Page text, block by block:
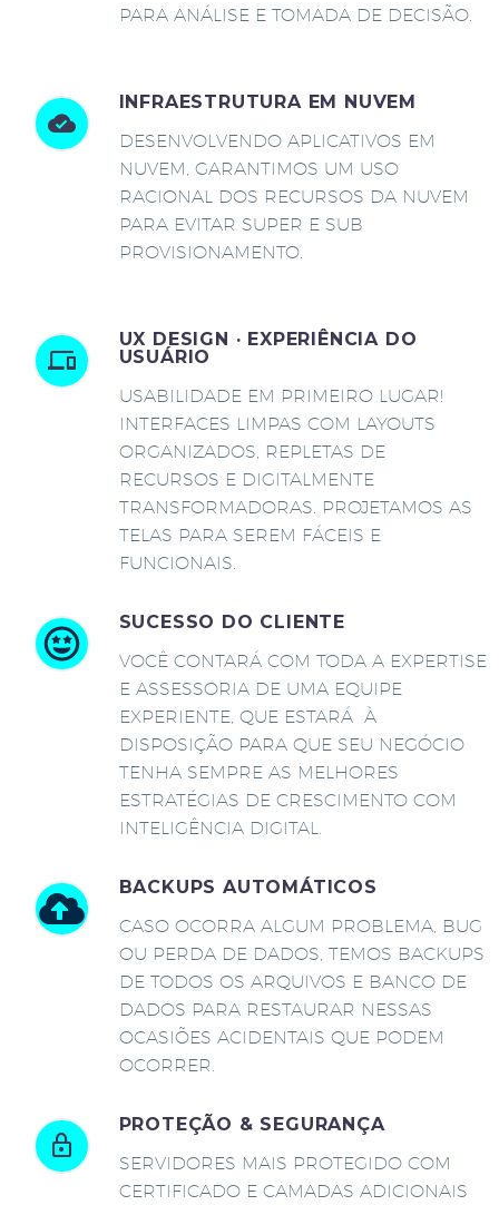
PARA ANÁLISE E TOMADA DE DECISÃO.
INFRAESTRUTURA EM NUVEM
DESENVOLVENDO APLICATIVOS EM
NUVEM, GARANTIMOS UM USO
RACIONAL DOS RECURSOS DA NUVEM
PARA EVITAR SUPER E SUB
PROVISIONAMENTO.
UX DESIGN · EXPERIÊNCIA DO
USUÁRIO
USABILIDADE EM PRIMEIRO LUGAR!
INTERFACES LIMPAS COM LAYOUTS
ORGANIZADOS, REPLETAS DE
RECURSOS E DIGITALMENTE
TRANSFORMADORAS. PROJETAMOS AS
TELAS PARA SEREM FÁCEIS E
FUNCIONAIS.
SUCESSO DO CLIENTE
VOCÊ CONTARÁ COM TODA A EXPERTISE
E ASSESSORIA DE UMA EQUIPE
EXPERIENTE, QUE ESTARÁ À
DISPOSIÇÃO PARA QUE SEU NEGÓCIO
TENHA SEMPRE AS MELHORES
ESTRATÉGIAS DE CRESCIMENTO COM
INTELIGÊNCIA DIGITAL.
BACKUPS AUTOMÁTICOS
CASO OCORRA ALGUM PROBLEMA, BUG
OU PERDA DE DADOS, TEMOS BACKUPS
DE TODOS OS ARQUIVOS E BANCO DE
DADOS PARA RESTAURAR NESSAS
OCASIÕES ACIDENTAIS QUE PODEM
OCORRER.
PROTEÇÃO & SEGURANÇA
SERVIDORES MAIS PROTEGIDO COM
CERTIFICADO E CAMADAS ADICIONAIS